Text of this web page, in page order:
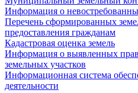
Информация о
Перечень сформированных
предоставления гражданам
Кадастровая оценка земель
Информация о выявленных
земельных участков
Информационная система
деятельности